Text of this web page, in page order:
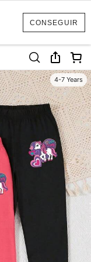
CONSEGUIR
4-7 Years